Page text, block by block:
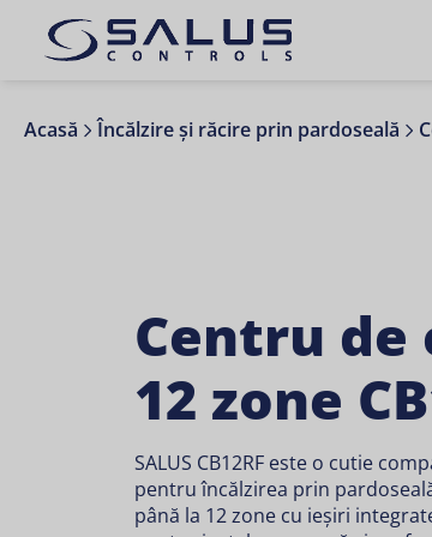
Acasă Încălzire și răcire prin pardoseală
Centru de
12 zone
SALUS CB12RF este o cutie
pentru încălzirea prin
până la 12 zone cu ieșiri